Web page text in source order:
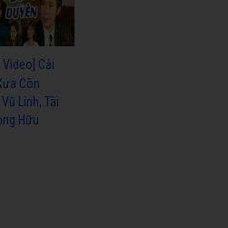
Video] Cải
Còn
Linh, Tài
Hữu